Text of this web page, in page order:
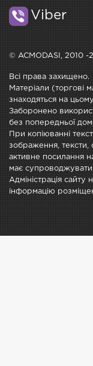
Viber
© ACMODASI, 2010 -
Всі права захищено.
Матеріали (торгові
знаходяться на
Заборонено
без попередньої
При копіюванні
зображення, тексти,
активне посилання
має супроводжувати
Адміністрація сайту
інформацію